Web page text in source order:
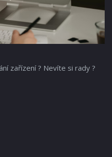
zařízení ? Nevíte si rady ?